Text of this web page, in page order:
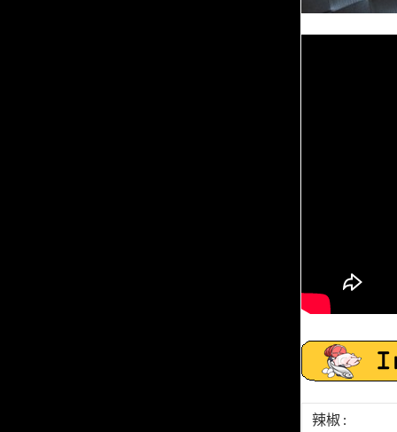
辣椒 :